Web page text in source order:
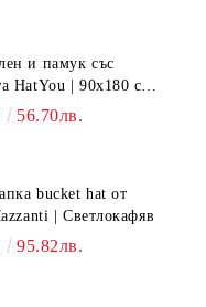
и памук със
HatYou | 90x180 см |
56.70лв.
bucket hat от
| Светлокафяв
95.82лв.